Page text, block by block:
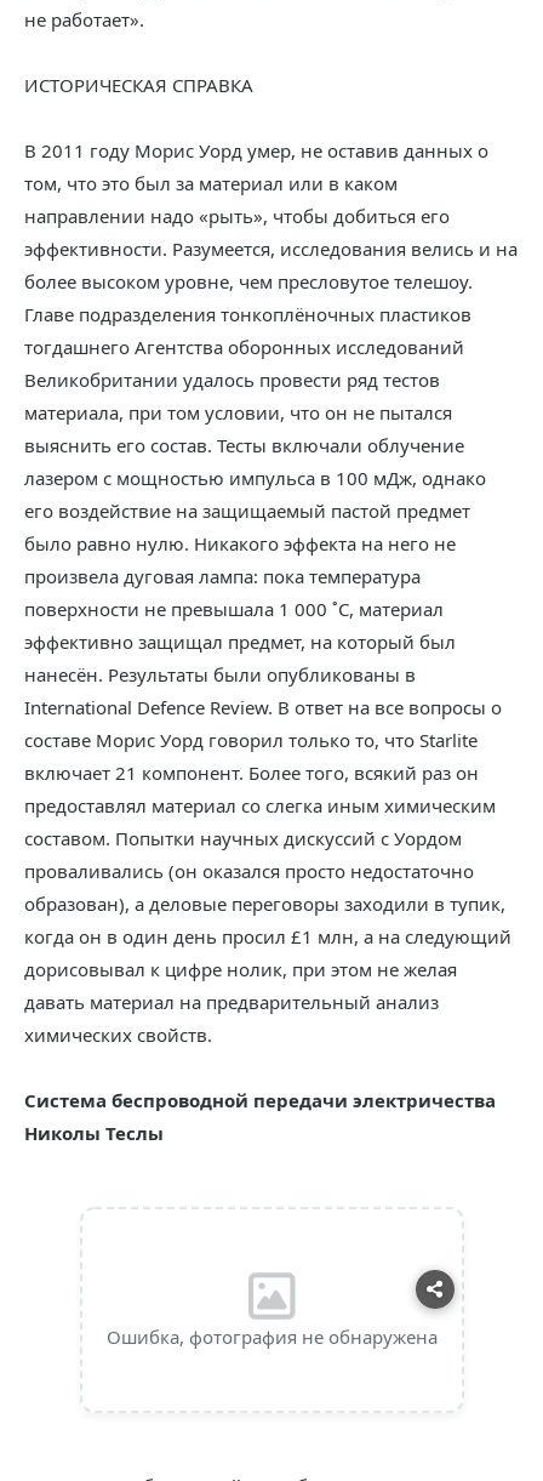
не работает».
ИСТОРИЧЕСКАЯ СПРАВКА
В 2011 году Морис Уорд умер, не оставив данных о
том, что это был за материал или в каком
направлении надо «рыть», чтобы добиться его
эффективности. Разумеется, исследования велись и на
более высоком уровне, чем пресловутое телешоу.
Главе подразделения тонкоплёночных пластиков
тогдашнего Агентства оборонных исследований
Великобритании удалось провести ряд тестов
материала, при том условии, что он не пытался
выяснить его состав. Тесты включали облучение
лазером с мощностью импульса в 100 мДж, однако
его воздействие на защищаемый пастой предмет
было равно нулю. Никакого эффекта на него не
произвела дуговая лампа: пока температура
поверхности не превышала 1 000 ˚C, материал
эффективно защищал предмет, на который был
нанесён. Результаты были опубликованы в
International Defence Review. В ответ на все вопросы о
составе Морис Уорд говорил только то, что Starlite
включает 21 компонент. Более того, всякий раз он
предоставлял материал со слегка иным химическим
составом. Попытки научных дискуссий с Уордом
проваливались (он оказался просто недостаточно
образован), а деловые переговоры заходили в тупик,
когда он в один день просил £1 млн, а на следующий
дорисовывал к цифре нолик, при этом не желая
давать материал на предварительный анализ
химических свойств.
Система беспроводной передачи электричества
Николы Теслы
Ошибка, фотография не обнаружена